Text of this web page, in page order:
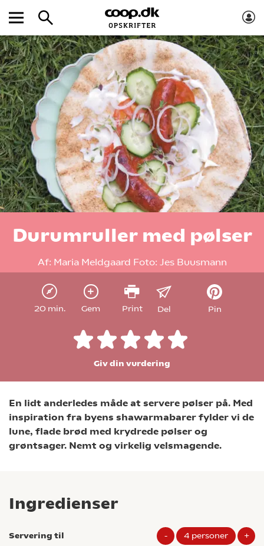
Durumruller med pølser
Af: Maria Meldgaard Foto: Jes Buusmann
20 min. Gem Print Del Pin
Giv din vurdering
En lidt anderledes måde at servere pølser på. Med
inspiration fra byens shawarmabarer fylder vi de
lune, flade brød med krydrede pølser og
grøntsager. Nemt og virkelig velsmagende.
Ingredienser
Servering til - 4 personer +